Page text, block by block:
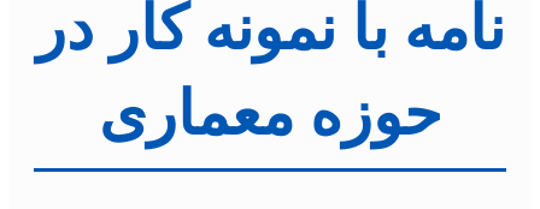
نامه با نمونه کار در
حوزه معماری